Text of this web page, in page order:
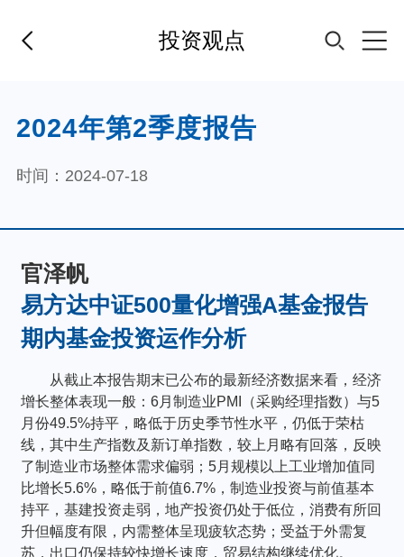
投资观点
基金经理
基金产品
指数专区
FOF
个人养老金
投资顾问
关于我们
2024年第2季度报告
时间：2024-07-18
官泽帆
易方达中证500量化增强A基金报告
期内基金投资运作分析
从截止本报告期末已公布的最新经济数据来看，经济
增长整体表现一般：6月制造业PMI（采购经理指数）与5
月份49.5%持平，略低于历史季节性水平，仍低于荣枯
线，其中生产指数及新订单指数，较上月略有回落，反映
了制造业市场整体需求偏弱；5月规模以上工业增加值同
比增长5.6%，略低于前值6.7%，制造业投资与前值基本
持平，基建投资走弱，地产投资仍处于低位，消费有所回
升但幅度有限，内需整体呈现疲软态势；受益于外需复
苏，出口仍保持较快增长速度，贸易结构继续优化。